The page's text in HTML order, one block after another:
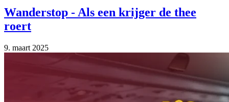
Wanderstop - Als een krijger de thee
roert
9. maart 2025